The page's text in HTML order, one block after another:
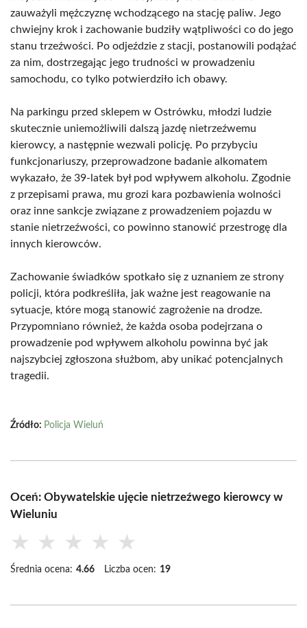
zauważyli mężczyznę wchodzącego na stację paliw. Jego
chwiejny krok i zachowanie budziły wątpliwości co do jego
stanu trzeźwości. Po odjeździe z stacji, postanowili podążać
za nim, dostrzegając jego trudności w prowadzeniu
samochodu, co tylko potwierdziło ich obawy.
Na parkingu przed sklepem w Ostrówku, młodzi ludzie
skutecznie uniemożliwili dalszą jazdę nietrzeźwemu
kierowcy, a następnie wezwali policję. Po przybyciu
funkcjonariuszy, przeprowadzone badanie alkomatem
wykazało, że 39-latek był pod wpływem alkoholu. Zgodnie
z przepisami prawa, mu grozi kara pozbawienia wolności
oraz inne sankcje związane z prowadzeniem pojazdu w
stanie nietrzeźwości, co powinno stanowić przestrogę dla
innych kierowców.
Zachowanie świadków spotkało się z uznaniem ze strony
policji, która podkreśliła, jak ważne jest reagowanie na
sytuacje, które mogą stanowić zagrożenie na drodze.
Przypomniano również, że każda osoba podejrzana o
prowadzenie pod wpływem alkoholu powinna być jak
najszybciej zgłoszona służbom, aby unikać potencjalnych
tragedii.
Źródło: Policja Wieluń
Oceń: Obywatelskie ujęcie nietrzeźwego kierowcy w
Wieluniu
★ ★ ★ ★ ★
Średnia ocena: 4.66 Liczba ocen: 19